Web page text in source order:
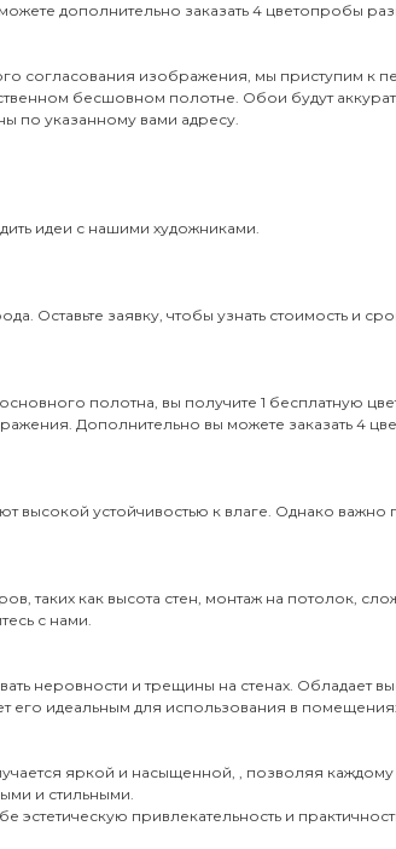
дополнительно заказать 4 цветопробы
согласования изображения, мы приступим к
бесшовном полотне. Обои будут
по указанному вами адресу.
идеи с нашими художниками.
Оставьте заявку, чтобы узнать стоимость и
полотна, вы получите 1 бесплатную
Дополнительно вы можете заказать 4
высокой устойчивостью к влаге. Однако важно
таких как высота стен, монтаж на потолок,
с нами.
неровности и трещины на стенах. Обладает
его идеальным для использования в
яркой и насыщенной, , позволяя
и стильными.
привлекательность и